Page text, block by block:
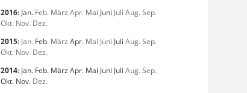
2016: Jan. Feb. März Apr. Mai Juni Juli Aug.Sep.
Okt. Nov. Dez.
2015: Jan. Feb. März Apr. Mai Juni Juli Aug.Sep.
Okt. Nov. Dez.
2014: Jan. Feb. März Apr. Mai Juni Juli Aug.Sep.
Okt. Nov. Dez.